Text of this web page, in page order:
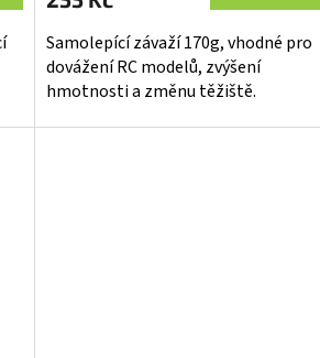
Samolepící závaží 170g, vhodné pro
dovážení RC modelů, zvýšení
hmotnosti a změnu těžiště.